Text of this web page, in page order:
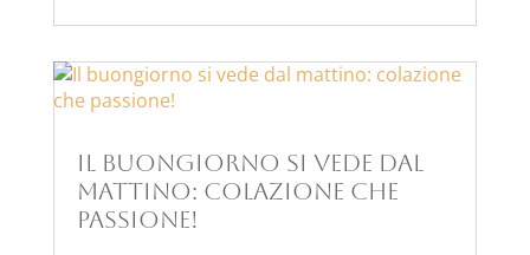
Il buongiorno si vede dal
mattino: colazione che
passione!